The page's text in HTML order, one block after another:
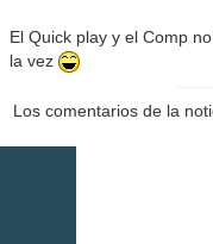
El Quick play y el Comp
la vez
Los comentarios de la